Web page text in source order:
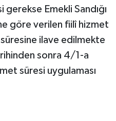
gerekse Emekli Sandığı
göre verilen fiilî hizmet
süresine ilave edilmekte
sonra 4/1-a
süresi uygulaması